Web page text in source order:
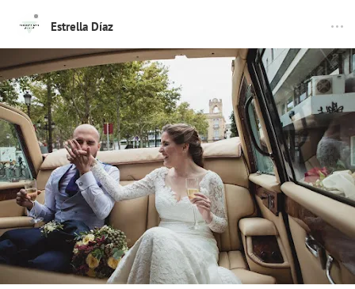
Estrella Díaz